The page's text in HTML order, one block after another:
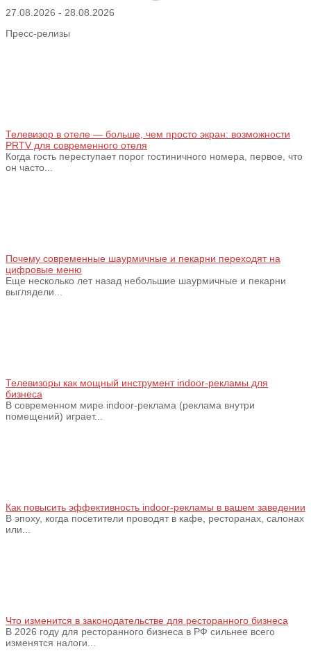
27.08.2026 - 28.08.2026
Пресс-релизы
Телевизор в отеле — больше, чем просто экран: возможности
PRTV для современного отеля
Когда гость переступает порог гостиничного номера, первое, что
он часто...
Почему современные шаурмичные и пекарни переходят на
цифровые меню
Еще несколько лет назад небольшие шаурмичные и пекарни
выглядели...
Телевизоры как мощный инструмент indoor-рекламы для
бизнеса
В современном мире indoor-реклама (реклама внутри
помещений) играет...
Как повысить эффективность indoor-рекламы в вашем заведении
В эпоху, когда посетители проводят в кафе, ресторанах, салонах
или...
Что изменится в законодательстве для ресторанного бизнеса
В 2026 году для ресторанного бизнеса в РФ сильнее всего
изменятся налоги...